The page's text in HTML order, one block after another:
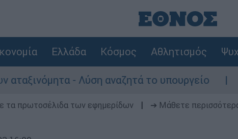
Ελλάδα Κόσμος Αθλητισμός
- Λύση αναζητά το υπουργείο
τα πρωτοσέλιδα των εφημερίδων ➔ Μάθετε